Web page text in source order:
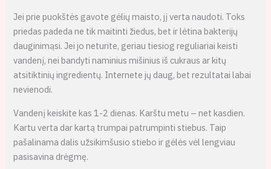
Jei prie puokštės gavote gėlių maisto, jį verta naudoti. Toks
priedas padeda ne tik maitinti žiedus, bet ir lėtina bakterijų
dauginimąsi. Jei jo neturite, geriau tiesiog reguliariai keisti
vandenį, nei bandyti naminius mišinius iš cukraus ar kitų
atsitiktinių ingredientų. Internete jų daug, bet rezultatai labai
nevienodi.
Vandenį keiskite kas 1-2 dienas. Karštu metu – net kasdien.
Kartu verta dar kartą trumpai patrumpinti stiebus. Taip
pašalinama dalis užsikimšusio stiebo ir gėlės vėl lengviau
pasisavina drėgmę.